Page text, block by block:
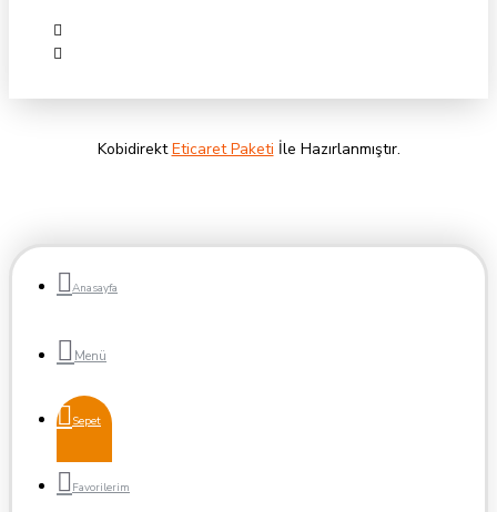
Satıcı da yine hedef kitlesine ilanı kaybolmadan rahat ulaşır.
KobidirektEticaret Paketi İle Hazırlanmıştır.
Anasayfa
Sepet
Favorilerim